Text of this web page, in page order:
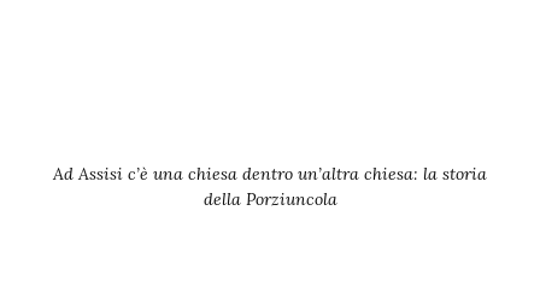
Ad Assisi c’è una chiesa dentro un’altra chiesa: la storia
della Porziuncola